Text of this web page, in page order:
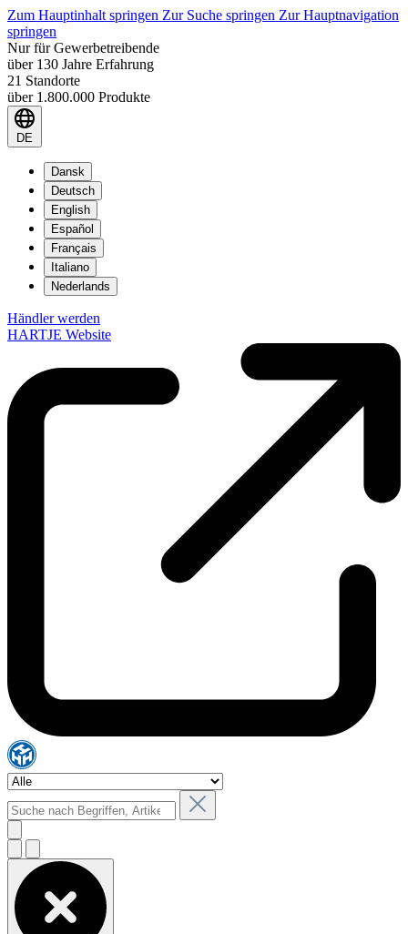
Zum Hauptinhalt springen Zur Suche springen Zur Hauptnavigation
springen
Nur für Gewerbetreibende
über 130 Jahre Erfahrung
21 Standorte
über 1.800.000 Produkte
DE
Dansk
Deutsch
English
Español
Français
Italiano
Nederlands
Händler werden
HARTJE Website